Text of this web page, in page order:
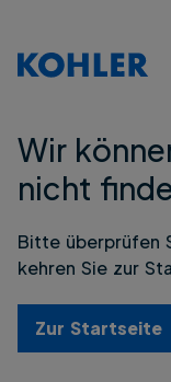
Wir
nicht
Bitte überprüfen
kehren Sie zur
Zur Startseite